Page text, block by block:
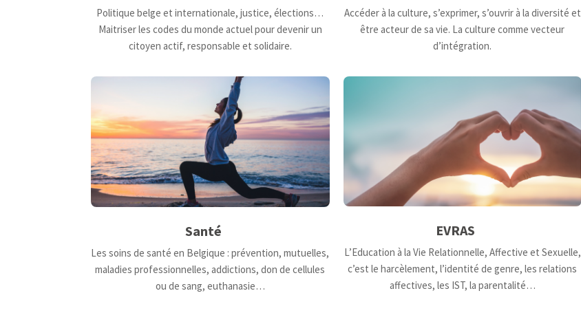
Politique belge et internationale, justice, élections…
Maitriser les codes du monde actuel pour devenir un
citoyen actif, responsable et solidaire.
Accéder à la culture, s’exprimer, s’ouvrir à la diversité et
être acteur de sa vie. La culture comme vecteur
d’intégration.
Santé
Les soins de santé en Belgique : prévention, mutuelles,
maladies professionnelles, addictions, don de cellules
ou de sang, euthanasie…
EVRAS
L’Education à la Vie Relationnelle, Affective et Sexuelle,
c’est le harcèlement, l’identité de genre, les relations
affectives, les IST, la parentalité…